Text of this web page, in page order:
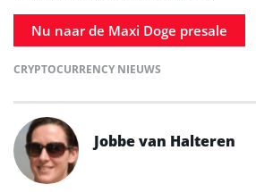
Nu naar de Maxi Doge presale
CRYPTOCURRENCY NIEUWS
Jobbe van Halteren